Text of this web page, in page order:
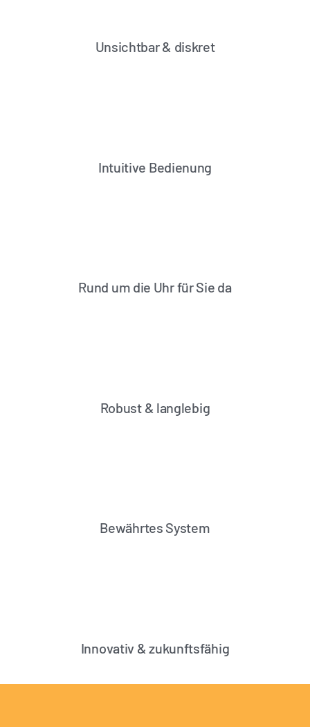
Unsichtbar & diskret
Intuitive Bedienung
Rund um die Uhr für Sie da
Robust & langlebig
Bewährtes System
Innovativ & zukunftsfähig